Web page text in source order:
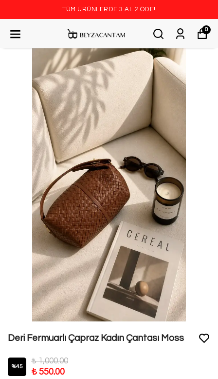
TÜM ÜRÜNLERDE 3 AL 2 ÖDE!
0
Deri Fermuarlı Çapraz Kadın Çantası Moss
%45
₺ 1,000.00
₺ 550.00